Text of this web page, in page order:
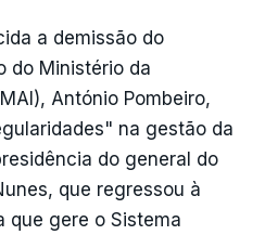
a demissão do
do Ministério da
António Pombeiro,
na gestão da
do general do
que regressou à
que gere o Sistema